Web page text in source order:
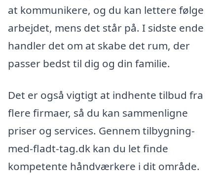
at kommunikere, og du kan lettere følge
arbejdet, mens det står på. I sidste ende
handler det om at skabe det rum, der
passer bedst til dig og din familie.
Det er også vigtigt at indhente tilbud fra
flere firmaer, så du kan sammenligne
priser og services. Gennem tilbygning-
med-fladt-tag.dk kan du let finde
kompetente håndværkere i dit område.